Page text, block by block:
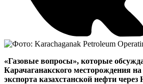
«Газовые вопросы», которые
Карачаганакского месторождения
экспорта казахстанской нефти